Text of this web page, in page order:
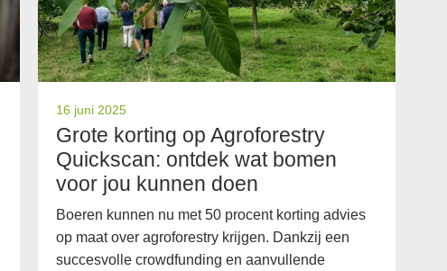
16 juni 2025
Grote korting op Agroforestry
Quickscan: ontdek wat bomen
voor jou kunnen doen
Boeren kunnen nu met 50 procent korting advies
op maat over agroforestry krijgen. Dankzij een
succesvolle crowdfunding en aanvullende